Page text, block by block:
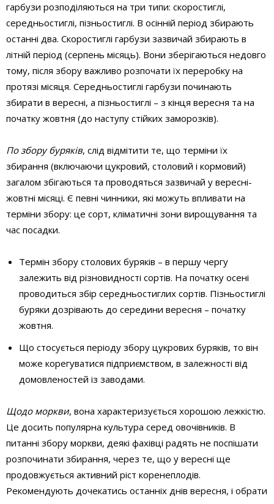
гарбузи розподіляються на три типи: скоростиглі,
середньостиглі, пізньостиглі. В осінній період збирають
останні два. Скоростиглі гарбузи зазвичай збирають в
літній період (серпень місяць). Вони зберігаються недовго
тому, після збору важливо розпочати їх переробку на
протязі місяця. Середньостиглі гарбузи починають
збирати в вересні, а пізньостиглі – з кінця вересня та на
початку жовтня (до наступу стійких заморозків).
По збору буряків, слід відмітити те, що терміни їх
збирання (включаючи цукровий, столовий і кормовий)
загалом збігаються та проводяться зазвичай у вересні-
жовтні місяці. Є певні чинники, які можуть впливати на
терміни збору: це сорт, кліматичні зони вирощування та
час посадки.
Термін збору столових буряків – в першу чергу
залежить від різновидності сортів. На початку осені
проводиться збір середньостиглих сортів. Пізньостиглі
буряки дозрівають до середини вересня – початку
жовтня.
Що стосується періоду збору цукрових буряків, то він
може корегуватися підприємством, в залежності від
домовленостей із заводами.
Щодо моркви, вона характеризується хорошою лежкістю.
Це досить популярна культура серед овочівників. В
питанні збору моркви, деякі фахівці радять не поспішати
розпочинати збирання, через те, що у вересні ще
продовжується активний ріст коренеплодів.
Рекомендують дочекатись останніх днів вересня, і обрати